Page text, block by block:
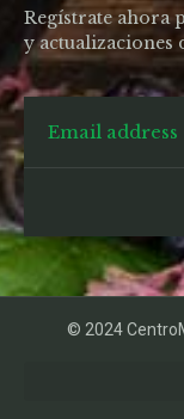
Regístrate ahora
y actualizaciones
© 2024